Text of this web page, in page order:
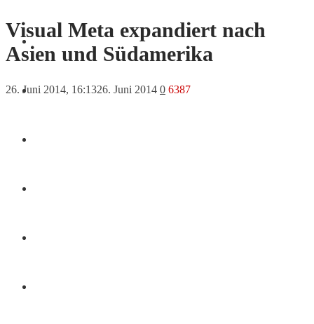
News
Visual Meta expandiert nach
Asien und Südamerika
26. Juni 2014, 16:1326. Juni 2014 0 6387